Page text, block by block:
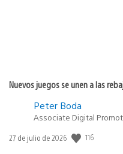
Nuevos juegos se unen a las
Peter Boda
Associate Digital
Fecha
27 de julio de 2026 116